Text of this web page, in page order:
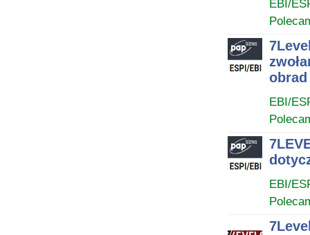
EBI/
obrad
EBI/
EBI/